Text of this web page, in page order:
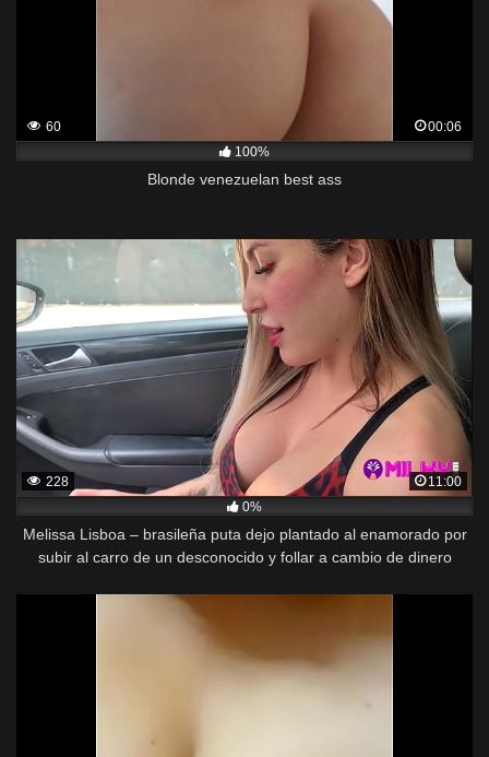
60
00:06
100%
Blonde venezuelan best ass
228
11:00
0%
Melissa Lisboa – brasileña puta dejo plantado al enamorado por
subir al carro de un desconocido y follar a cambio de dinero